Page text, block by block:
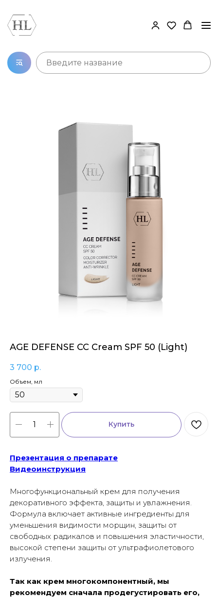
AGE DEFENSE CC Cream SPF 50 (Light)
3 700 р.
Объем, мл
Купить
Презентация о препарате
Видеоинструкция
Многофункциональный крем для получения
декоративного эффекта, защиты и увлажнения.
Формула включает активные ингредиенты для
уменьшения видимости морщин, защиты от
свободных радикалов и повышения эластичности,
высокой степени защиты от ультрафиолетового
излучения.
Так как крем многокомпонентный, мы
рекомендуем сначала продегустировать его,